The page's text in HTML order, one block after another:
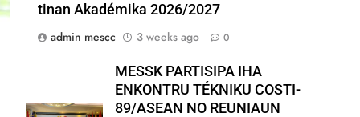
tinan Akadémika 2026/2027
admin mescc
3 weeks ago 0
MESSK PARTISIPA IHA
ENKONTRU TÉKNIKU COSTI-
89/ASEAN NO REUNIAUN